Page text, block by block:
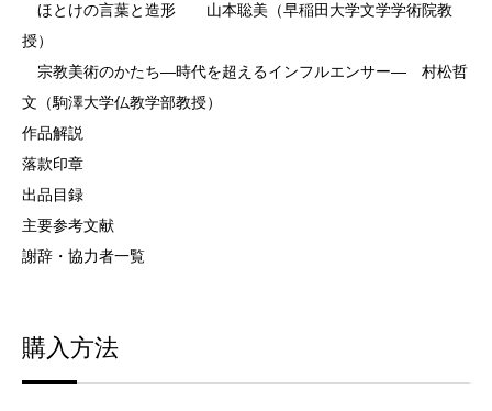
ほとけの言葉と造形 山本聡美（早稲田大学文学学術院教
授）
宗教美術のかたち―時代を超えるインフルエンサー― 村松哲
文（駒澤大学仏教学部教授）
作品解説
落款印章
出品目録
主要参考文献
謝辞・協力者一覧
購入方法